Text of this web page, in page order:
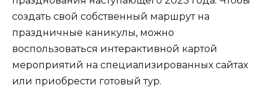
создать свой собственный маршрут на
праздничные каникулы, можно
воспользоваться интерактивной картой
мероприятий на специализированных сайтах
или приобрести готовый тур.